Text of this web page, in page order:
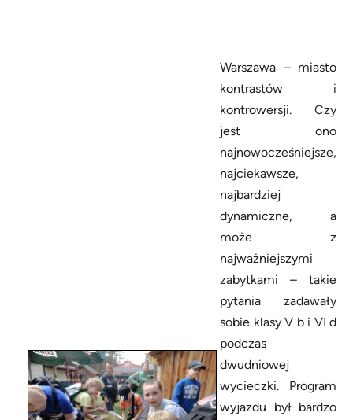
Warszawa – miasto
kontrastów i
kontrowersji. Czy
jest ono
najnowocześniejsze,
najciekawsze,
najbardziej
dynamiczne, a
może z
najważniejszymi
zabytkami – takie
pytania zadawały
sobie klasy V b i VI d
podczas
dwudniowej
wycieczki. Program
wyjazdu był bardzo